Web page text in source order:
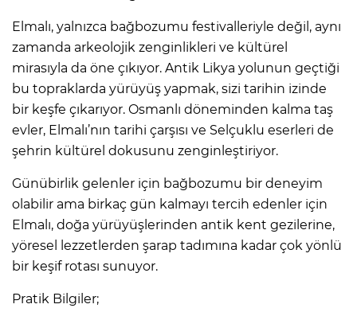
Elmalı, yalnızca bağbozumu festivalleriyle değil, aynı
zamanda arkeolojik zenginlikleri ve kültürel
mirasıyla da öne çıkıyor. Antik Likya yolunun geçtiği
bu topraklarda yürüyüş yapmak, sizi tarihin izinde
bir keşfe çıkarıyor. Osmanlı döneminden kalma taş
evler, Elmalı’nın tarihi çarşısı ve Selçuklu eserleri de
şehrin kültürel dokusunu zenginleştiriyor.
Günübirlik gelenler için bağbozumu bir deneyim
olabilir ama birkaç gün kalmayı tercih edenler için
Elmalı, doğa yürüyüşlerinden antik kent gezilerine,
yöresel lezzetlerden şarap tadımına kadar çok yönlü
bir keşif rotası sunuyor.
Pratik Bilgiler;